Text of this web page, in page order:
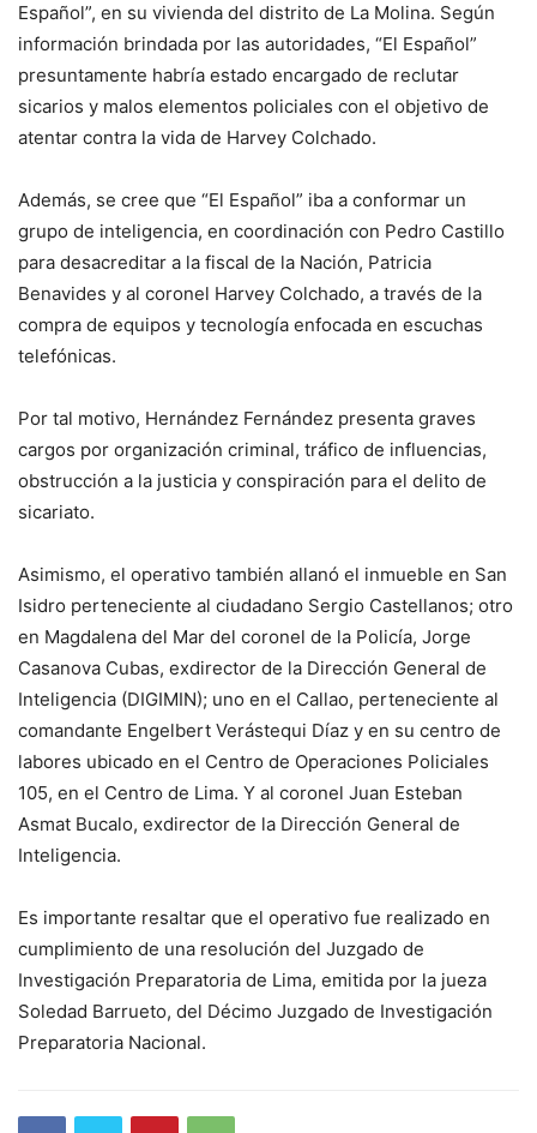
Español”, en su vivienda del distrito de La Molina. Según
información brindada por las autoridades, “El Español”
presuntamente habría estado encargado de reclutar
sicarios y malos elementos policiales con el objetivo de
atentar contra la vida de Harvey Colchado.
Además, se cree que “El Español” iba a conformar un
grupo de inteligencia, en coordinación con Pedro Castillo
para desacreditar a la fiscal de la Nación, Patricia
Benavides y al coronel Harvey Colchado, a través de la
compra de equipos y tecnología enfocada en escuchas
telefónicas.
Por tal motivo, Hernández Fernández presenta graves
cargos por organización criminal, tráfico de influencias,
obstrucción a la justicia y conspiración para el delito de
sicariato.
Asimismo, el operativo también allanó el inmueble en San
Isidro perteneciente al ciudadano Sergio Castellanos; otro
en Magdalena del Mar del coronel de la Policía, Jorge
Casanova Cubas, exdirector de la Dirección General de
Inteligencia (DIGIMIN); uno en el Callao, perteneciente al
comandante Engelbert Verástequi Díaz y en su centro de
labores ubicado en el Centro de Operaciones Policiales
105, en el Centro de Lima. Y al coronel Juan Esteban
Asmat Bucalo, exdirector de la Dirección General de
Inteligencia.
Es importante resaltar que el operativo fue realizado en
cumplimiento de una resolución del Juzgado de
Investigación Preparatoria de Lima, emitida por la jueza
Soledad Barrueto, del Décimo Juzgado de Investigación
Preparatoria Nacional.